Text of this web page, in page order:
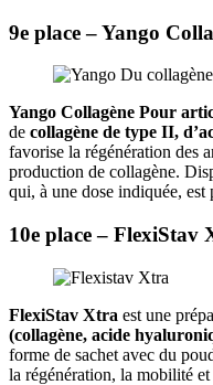
9e place – Yango
Yango Collagène Pour
de collagène de type II,
favorise la régénération des
production de collagène.
qui, à une dose indiquée, est
10e place – FlexiStav
FlexiStav Xtra est une
(collagène, acide
forme de sachet avec du
la régénération, la mobilité